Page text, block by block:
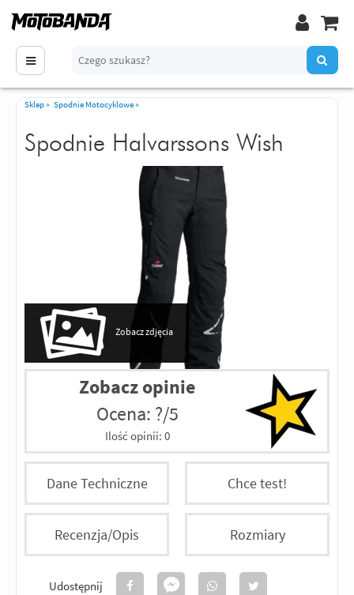
Sklep» Spodnie Motocyklowe»
Spodnie Halvarssons Wish
Zobacz zdjęcia
Zobacz opinie
Ocena: ?/5
Ilość opinii: 0
Dane Techniczne Chce test!
Recenzja/Opis Rozmiary
Udostępnij